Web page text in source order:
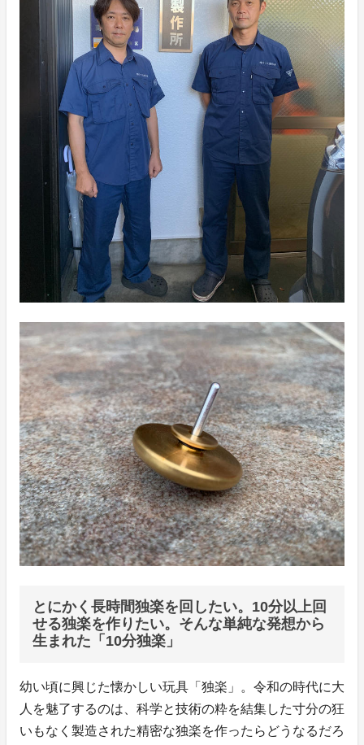
とにかく長時間独楽を回したい。10分以上回
せる独楽を作りたい。そんな単純な発想から
生まれた「10分独楽」
幼い頃に興じた懐かしい玩具「独楽」。令和の時代に大
人を魅了するのは、科学と技術の粋を結集した寸分の狂
いもなく製造された精密な独楽を作ったらどうなるだろ